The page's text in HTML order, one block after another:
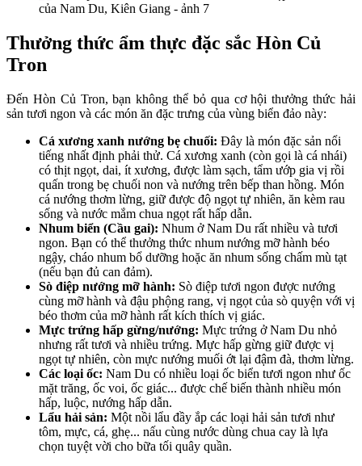
Thưởng thức ẩm thực đặc sắc Hòn Củ
Tron
Đến Hòn Củ Tron, bạn không thể bỏ qua cơ hội thưởng thức hải
sản tươi ngon và các món ăn đặc trưng của vùng biển đảo này:
Cá xương xanh nướng bẹ chuối: Đây là món đặc sản nổi
tiếng nhất định phải thử. Cá xương xanh (còn gọi là cá nhái)
có thịt ngọt, dai, ít xương, được làm sạch, tẩm ướp gia vị rồi
quấn trong bẹ chuối non và nướng trên bếp than hồng. Món
cá nướng thơm lừng, giữ được độ ngọt tự nhiên, ăn kèm rau
sống và nước mắm chua ngọt rất hấp dẫn.
Nhum biển (Cầu gai): Nhum ở Nam Du rất nhiều và tươi
ngon. Bạn có thể thưởng thức nhum nướng mỡ hành béo
ngậy, cháo nhum bổ dưỡng hoặc ăn nhum sống chấm mù tạt
(nếu bạn đủ can đảm).
Sò điệp nướng mỡ hành: Sò điệp tươi ngon được nướng
cùng mỡ hành và đậu phộng rang, vị ngọt của sò quyện với vị
béo thơm của mỡ hành rất kích thích vị giác.
Mực trứng hấp gừng/nướng: Mực trứng ở Nam Du nhỏ
nhưng rất tươi và nhiều trứng. Mực hấp gừng giữ được vị
ngọt tự nhiên, còn mực nướng muối ớt lại đậm đà, thơm lừng.
Các loại ốc: Nam Du có nhiều loại ốc biển tươi ngon như ốc
mặt trăng, ốc voi, ốc giác... được chế biến thành nhiều món
hấp, luộc, nướng hấp dẫn.
Lẩu hải sản: Một nồi lẩu đầy ắp các loại hải sản tươi như
tôm, mực, cá, ghẹ... nấu cùng nước dùng chua cay là lựa
chọn tuyệt vời cho bữa tối quây quần.